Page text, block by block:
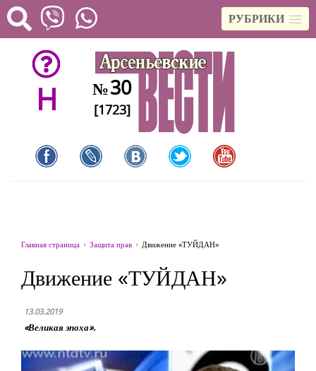
РУБРИКИ
H №30
[1723]
Главная страница Защита прав Движение «ТУЙДАН»
Движение «ТУЙДАН»
13.03.2019
«Великая эпоха».